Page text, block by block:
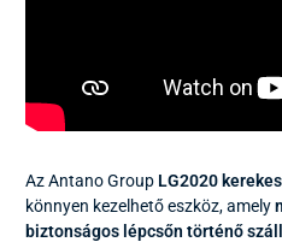
Az Antano Group LG2020
könnyen kezelhető eszköz, amely
biztonságos lépcsőn történő